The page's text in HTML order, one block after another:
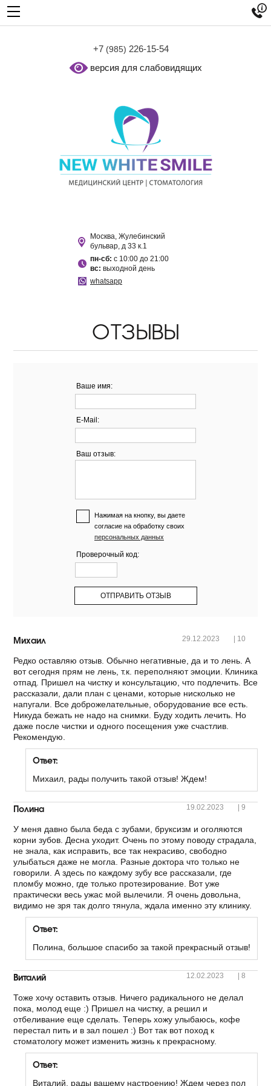
+7 (985) 226-15-54
версия для слабовидящих
Москва, Жулебинский
бульвар, д 33 к.1
пн-сб: с 10:00 до 21:00
вс: выходной день
whatsapp

ОТЗЫВЫ
Ваше имя:
E-Mail:
Ваш отзыв:
Нажимая на кнопку, вы даете
согласие на обработку своих
персональных данных
Проверочный код:
Михаил 29.12.2023 10
Редко оставляю отзыв. Обычно негативные, да и то лень. А
вот сегодня прям не лень, т.к. переполняют эмоции. Клиника
отпад. Пришел на чистку и консультацию, что подлечить. Все
рассказали, дали план с ценами, которые нисколько не
напугали. Все доброжелательные, оборудование все есть.
Никуда бежать не надо на снимки. Буду ходить лечить. Но
даже после чистки и одного посещения уже счастлив.
Рекомендую.
Ответ:
Михаил, рады получить такой отзыв! Ждем!
Полина 19.02.2023 9
У меня давно была беда с зубами, бруксизм и оголяются
корни зубов. Десна уходит. Очень по этому поводу страдала,
не знала, как исправить, все так некрасиво, свободно
улыбаться даже не могла. Разные доктора что только не
говорили. А здесь по каждому зубу все рассказали, где
пломбу можно, где только протезирование. Вот уже
практически весь ужас мой вылечили. Я очень довольна,
видимо не зря так долго тянула, ждала именно эту клинику.
Ответ:
Полина, большое спасибо за такой прекрасный отзыв!
Виталий 12.02.2023 8
Тоже хочу оставить отзыв. Ничего радикального не делал
пока, молод еще :) Пришел на чистку, а решил и
отбеливание еще сделать. Теперь хожу улыбаюсь, кофе
перестал пить и в зал пошел :) Вот так вот поход к
стоматологу может изменить жизнь к прекрасному.
Ответ:
Виталий, рады вашему настроению! Ждем через пол